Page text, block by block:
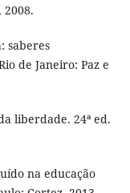
2008.
saberes
de Janeiro: Paz e
liberdade. 24ª ed.
na educação